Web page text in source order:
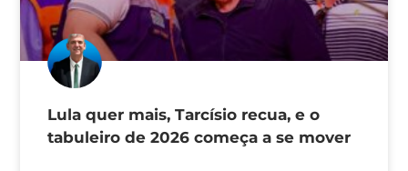
Lula quer mais, Tarcísio recua, e o
tabuleiro de 2026 começa a se mover